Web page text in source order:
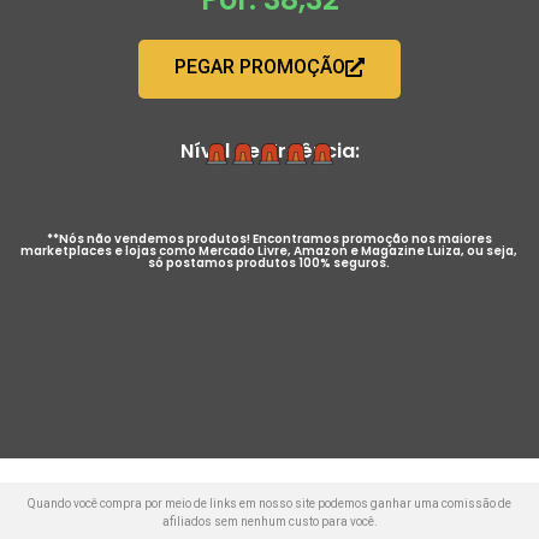
PEGAR PROMOÇÃO
Nível de Urgência:
**Nós não vendemos produtos! Encontramos promoção nos maiores
marketplaces e lojas como Mercado Livre, Amazon e Magazine Luiza, ou seja,
só postamos produtos 100% seguros.
Quando você compra por meio de links em nosso site podemos ganhar uma comissão de
afiliados sem nenhum custo para você.